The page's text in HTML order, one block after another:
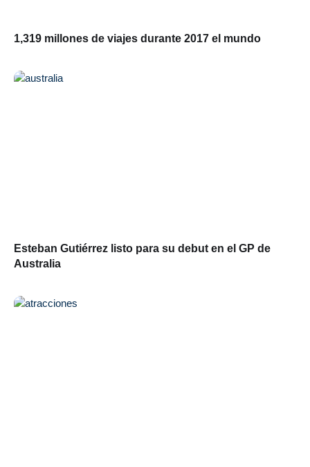
1,319 millones de viajes durante 2017 el mundo
Esteban Gutiérrez listo para su debut en el GP de
Australia